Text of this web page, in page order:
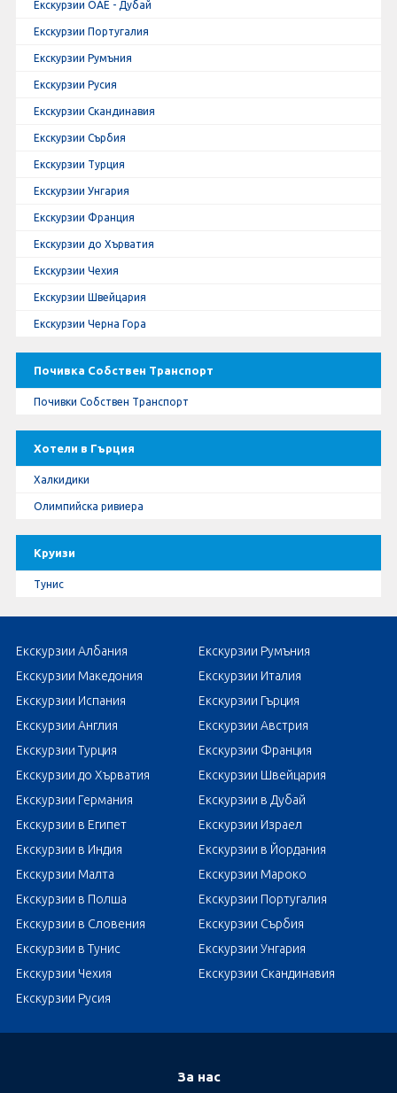
Екскурзии ОАЕ - Дубай
Екскурзии Португалия
Екскурзии Румъния
Екскурзии Русия
Екскурзии Скандинавия
Екскурзии Сърбия
Екскурзии Турция
Екскурзии Унгария
Екскурзии Франция
Екскурзии до Хърватия
Екскурзии Чехия
Екскурзии Швейцария
Екскурзии Черна Гора
Почивка Собствен Транспорт
Почивки Собствен Транспорт
Хотели в Гърция
Халкидики
Олимпийска ривиера
Круизи
Тунис
Екскурзии Албания
Екскурзии Румъния
Екскурзии Македония
Екскурзии Италия
Екскурзии Испания
Екскурзии Гърция
Екскурзии Англия
Екскурзии Австрия
Екскурзии Турция
Екскурзии Франция
Екскурзии до Хърватия
Екскурзии Швейцария
Екскурзии Германия
Екскурзии в Дубай
Екскурзии в Египет
Екскурзии Израел
Екскурзии в Индия
Екскурзии в Йордания
Екскурзии Малта
Екскурзии Мароко
Екскурзии в Полша
Екскурзии Португалия
Екскурзии в Словения
Екскурзии Сърбия
Екскурзии в Тунис
Екскурзии Унгария
Екскурзии Чехия
Екскурзии Скандинавия
Екскурзии Русия
За нас